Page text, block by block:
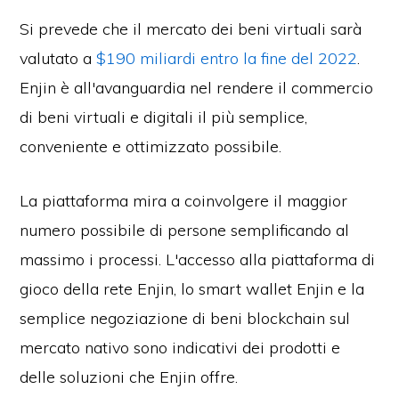
Si prevede che il mercato dei beni virtuali sarà
valutato a$190 miliardi entro la fine del 2022.
Enjin è all'avanguardia nel rendere il commercio
di beni virtuali e digitali il più semplice,
conveniente e ottimizzato possibile.
La piattaforma mira a coinvolgere il maggior
numero possibile di persone semplificando al
massimo i processi. L'accesso alla piattaforma di
gioco della rete Enjin, lo smart wallet Enjin e la
semplice negoziazione di beni blockchain sul
mercato nativo sono indicativi dei prodotti e
delle soluzioni che Enjin offre.